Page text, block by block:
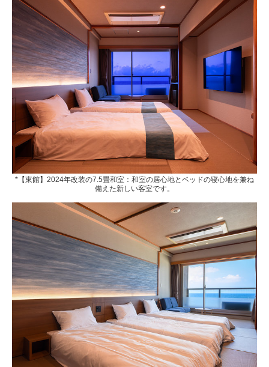
*【東館】2024年改装の7.5畳和室：和室の居心地とベッドの寝心地を兼ね
備えた新しい客室です。